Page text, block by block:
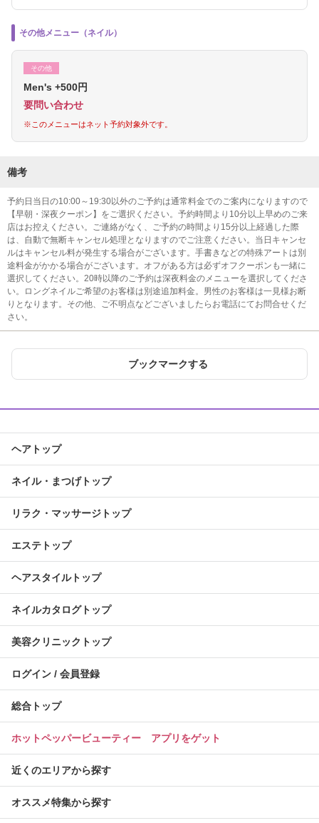
その他メニュー（ネイル）
その他
Men's +500円
要問い合わせ
※このメニューはネット予約対象外です。
備考
予約日当日の10:00～19:30以外のご予約は通常料金でのご案内になりますので
【早朝・深夜クーポン】をご選択ください。予約時間より10分以上早めのご来
店はお控えください。ご連絡がなく、ご予約の時間より15分以上経過した際
は、自動で無断キャンセル処理となりますのでご注意ください。当日キャンセ
ルはキャンセル料が発生する場合がございます。手書きなどの特殊アートは別
途料金がかかる場合がございます。オフがある方は必ずオフクーポンも一緒に
選択してください。20時以降のご予約は深夜料金のメニューを選択してくださ
い。ロングネイルご希望のお客様は別途追加料金。男性のお客様は一見様お断
りとなります。その他、ご不明点などございましたらお電話にてお問合せくだ
さい。
ブックマークする
ヘアトップ
ネイル・まつげトップ
リラク・マッサージトップ
エステトップ
ヘアスタイルトップ
ネイルカタログトップ
美容クリニックトップ
ログイン / 会員登録
総合トップ
ホットペッパービューティー アプリをゲット
近くのエリアから探す
オススメ特集から探す